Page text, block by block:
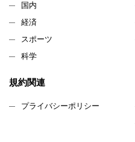
国内
経済
スポーツ
科学
規約関連
プライバシーポリシー